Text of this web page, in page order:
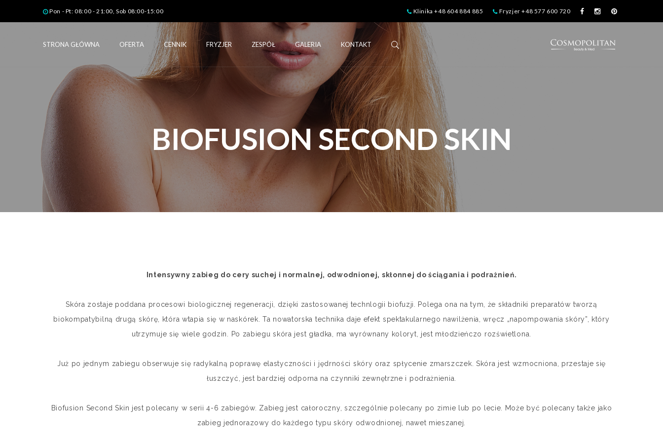
Pon - Pt: 08:00 - 21:00, Sob 08:00-15:00 Klinika +48 604 884 885 Fryzjer +48 577 600 720
STRONA GŁÓWNA OFERTA CENNIK FRYZJER ZESPÓŁ GALERIA KONTAKT
BIOFUSION SECOND SKIN
Intensywny zabieg do cery suchej i normalnej, odwodnionej, skłonnej do ściągania i podrażnień.
Skóra zostaje poddana procesowi biologicznej regeneracji, dzięki zastosowanej technlogii biofuzji. Polega ona na tym, że składniki preparatów tworzą
biokompatybilną drugą skórę, która wtapia się w naskórek. Ta nowatorska technika daje efekt spektakularnego nawilżenia, wręcz „napompowania skóry”, który
utrzymuje się wiele godzin. Po zabiegu skóra jest gładka, ma wyrównany koloryt, jest młodzieńczo rozświetlona.
Już po jednym zabiegu obserwuje się radykalną poprawę elastyczności i jędrności skóry oraz spłycenie zmarszczek. Skóra jest wzmocniona, przestaje się
łuszczyć, jest bardziej odporna na czynniki zewnętrzne i podrażnienia.
Biofusion Second Skin jest polecany w serii 4-6 zabiegów. Zabieg jest całoroczny, szczególnie polecany po zimie lub po lecie. Może być polecany także jako
zabieg jednorazowy do każdego typu skóry odwodnionej, nawet mieszanej.